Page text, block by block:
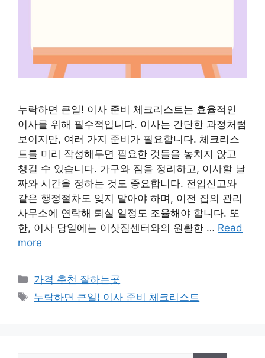
누락하면 큰일! 이사 준비 체크리스트는 효율적인
이사를 위해 필수적입니다. 이사는 간단한 과정처럼
보이지만, 여러 가지 준비가 필요합니다. 체크리스
트를 미리 작성해두면 필요한 것들을 놓치지 않고
챙길 수 있습니다. 가구와 짐을 정리하고, 이사할 날
짜와 시간을 정하는 것도 중요합니다. 전입신고와
같은 행정절차도 잊지 말아야 하며, 이전 집의 관리
사무소에 연락해 퇴실 일정도 조율해야 합니다. 또
한, 이사 당일에는 이삿짐센터와의 원활한 … Read
more
카
테
고
가격 추천 잘하는곳
태
누락하면 큰일! 이사 준비 체크리스트